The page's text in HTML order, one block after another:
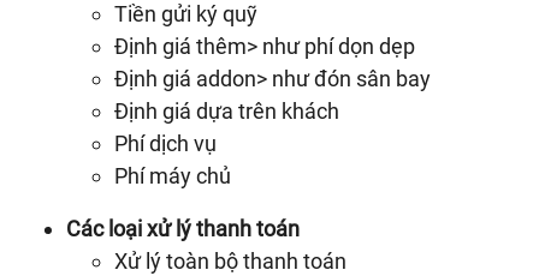
Tiền gửi ký quỹ
Định giá thêm> như phí dọn dẹp
Định giá addon> như đón sân bay
Định giá dựa trên khách
Phí dịch vụ
Phí máy chủ
Các loại xử lý thanh toán
Xử lý toàn bộ thanh toán